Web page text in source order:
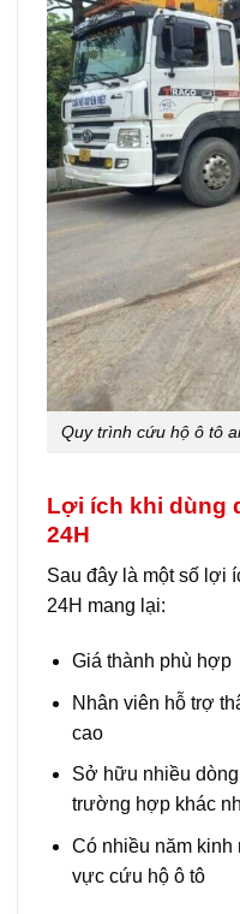
Quy trình cứu hộ ô tô
Lợi ích khi dùng
24H
Sau đây là một số lợi
24H mang lại:
Giá thành phù hợp
Nhân viên hỗ trợ
cao
Sở hữu nhiều
trường hợp khác
Có nhiều năm kinh
vực cứu hộ ô tô